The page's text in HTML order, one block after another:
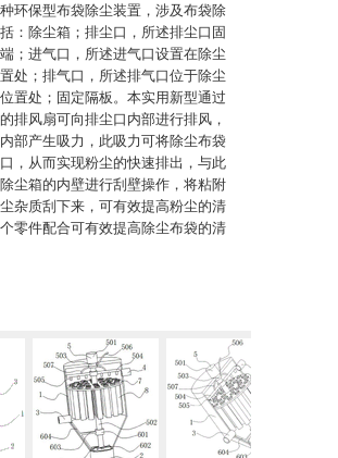
环保型布袋除尘装置，涉及布袋除
：除尘箱；排尘口，所述排尘口固
；进气口，所述进气口设置在除尘
处；排气口，所述排气口位于除尘
置处；固定隔板。本实用新型通过
排风扇可向排尘口内部进行排风，
部产生吸力，此吸力可将除尘布袋
，从而实现粉尘的快速排出，与此
尘箱的内壁进行刮壁操作，将粘附
杂质刮下来，可有效提高粉尘的清
零件配合可有效提高除尘布袋的清